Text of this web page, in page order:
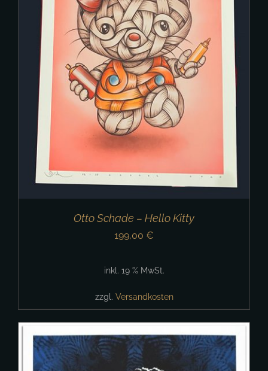
Otto Schade – Hello Kitty
199,00 €
inkl. 19 % MwSt.
zzgl. Versandkosten